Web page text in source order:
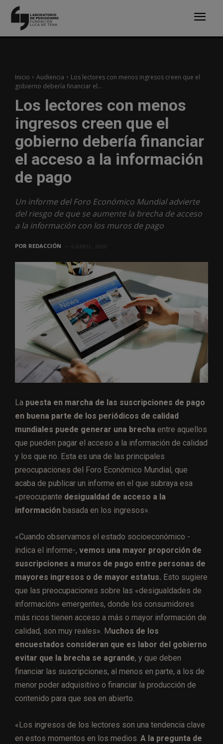
Inicio Audiencia
Los lectores con menos ingresos creen que el
gobierno debería financiar el...
Los lectores con menos
ingresos creen que el
gobierno debería financiar
el acceso a la información
de pago
Un informe del Foro Económico Mundial advierte
del riesgo de que se aumente la brecha de acceso
a la información con los muros de pago
POR REDACCIÓN
La puesta en marcha de las suscripciones de pago
en buena parte de los periódicos de calidad
mundiales puede generar una brecha entre aquellos
que pueden pagar el acceso a la información de calidad
y los que no. Esta es una de las principales
preocupaciones del Foro Económico Mundial, que
acaba de publicar un informe en el que subraya esa
«preocupante desigualdad de acceso a la
información basada en los ingresos».
«Cuando observamos el estado socioeconómico -
indica el informe-, vemos una mayor proporción de
suscripciones a muros de pago entre personas de
mayores ingresos o de mayor estatus. Esto sugiere
que las preocupaciones sobre las «desigualdades de
información» emergentes, donde los consumidores
más ricos tienen acceso a más o mayor información de
calidad, son muy reales». Muchos de los
encuestados consideran que es labor del gobierno
evitar que la brecha se agrande, y que deben
financiar las suscripciones, al menos en parte, a los de
menor poder adquisitivo o financiar la producción de
contenido para que sea en abierto.
«Los ingresos de los lectores son una tendencia clave
en estos momentos en los medios. A la pregunta de